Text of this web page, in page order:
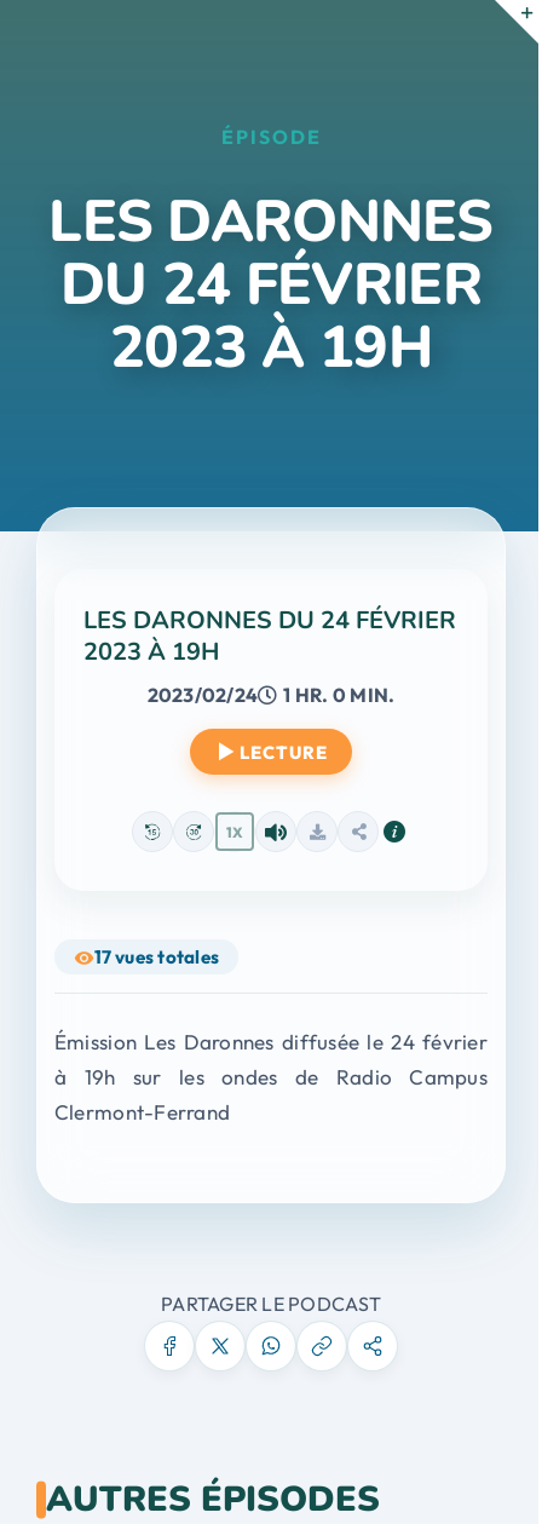
ÉPISODE
LES DARONNES
DU 24 FÉVRIER
2023 À 19H
LES DARONNES DU 24 FÉVRIER
2023 À 19H
2023/02/24 1 HR. 0 MIN.
LECTURE
1X
17vues totales
Émission Les Daronnes diffusée le 24 février
à 19h sur les ondes de Radio Campus
Clermont-Ferrand
PARTAGER LE PODCAST
AUTRES ÉPISODES